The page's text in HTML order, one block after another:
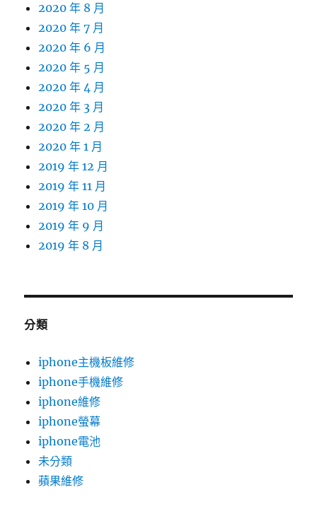
2020 年 8 月
2020 年 7 月
2020 年 6 月
2020 年 5 月
2020 年 4 月
2020 年 3 月
2020 年 2 月
2020 年 1 月
2019 年 12 月
2019 年 11 月
2019 年 10 月
2019 年 9 月
2019 年 8 月
分類
iphone主機板維修
iphone手機維修
iphone維修
iphone螢幕
iphone電池
未分類
蘋果維修